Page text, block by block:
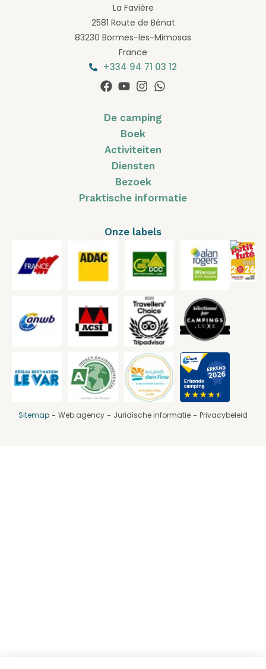
La Favière
2581 Route de Bénat
83230 Bormes-les-Mimosas
France
+334 94 71 03 12
De camping
Boek
Activiteiten
Diensten
Bezoek
Praktische informatie
Onze labels
Sitemap Web agency Juridische informatie Privacybeleid